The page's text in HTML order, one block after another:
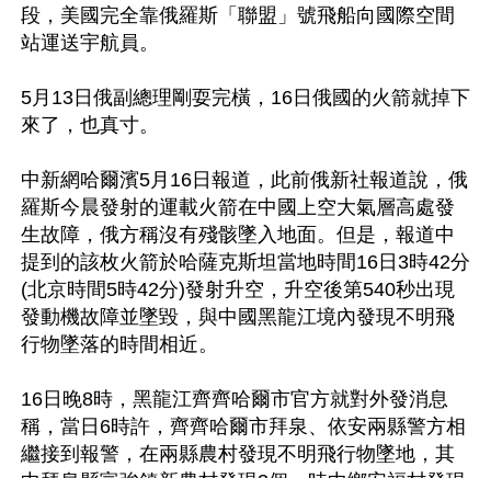
段，美國完全靠俄羅斯「聯盟」號飛船向國際空間
站運送宇航員。
5月13日俄副總理剛耍完橫，16日俄國的火箭就掉下
來了，也真寸。
中新網哈爾濱5月16日報道，此前俄新社報道說，俄
羅斯今晨發射的運載火箭在中國上空大氣層高處發
生故障，俄方稱沒有殘骸墜入地面。但是，報道中
提到的該枚火箭於哈薩克斯坦當地時間16日3時42分
(北京時間5時42分)發射升空，升空後第540秒出現
發動機故障並墜毀，與中國黑龍江境內發現不明飛
行物墜落的時間相近。
16日晚8時，黑龍江齊齊哈爾市官方就對外發消息
稱，當日6時許，齊齊哈爾市拜泉、依安兩縣警方相
繼接到報警，在兩縣農村發現不明飛行物墜地，其